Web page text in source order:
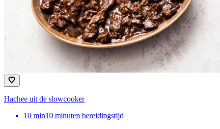
Hachee uit de slowcooker
10 min10 minuten bereidingstijd